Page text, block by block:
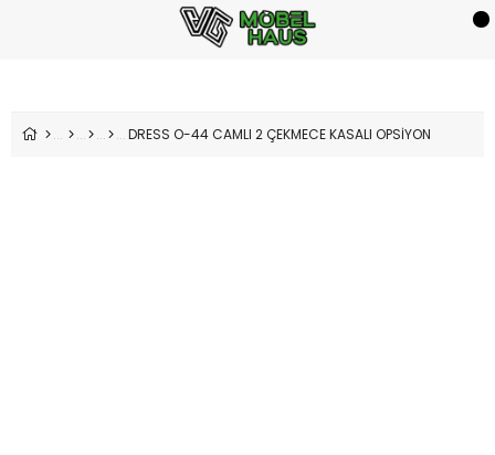
DRESS O-44 CAMLI 2 ÇEKMECE KASALI OPSİYON